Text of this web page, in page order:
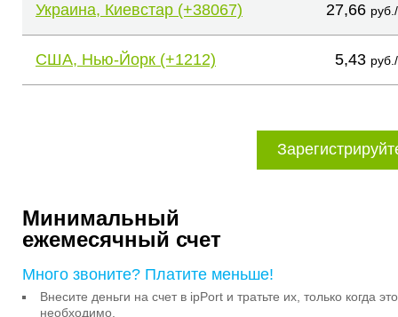
Украина, Киевстар (+38067) 27,66
США, Нью-Йорк (+1212) 5,43
Минимальный
ежемесячный счет
Много звоните? Платите меньше!
Внесите деньги на счет в ipPort и тратьте их, только когда это
необходимо.